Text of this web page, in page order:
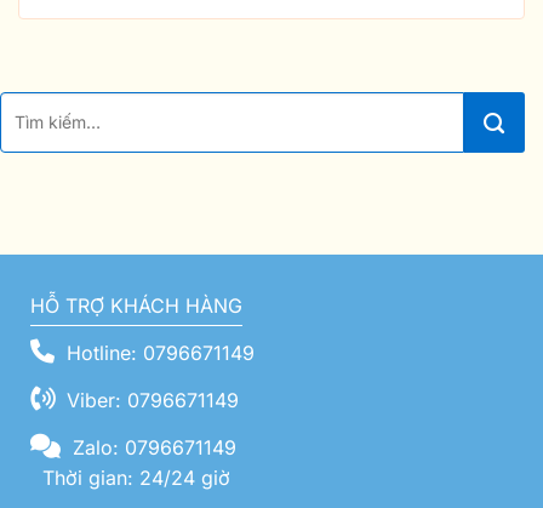
HỖ TRỢ KHÁCH HÀNG
Hotline: 0796671149
Viber: 0796671149
Zalo: 0796671149
Thời gian: 24/24 giờ